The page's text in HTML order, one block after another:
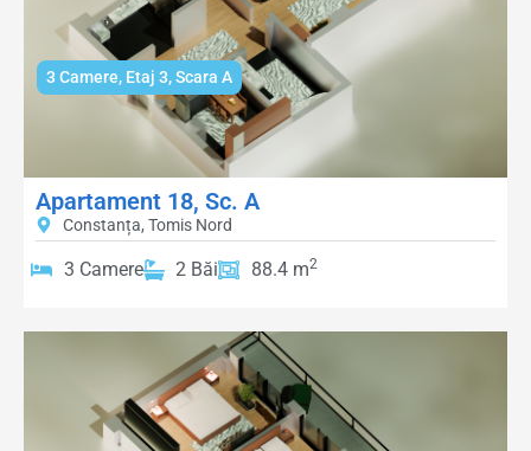
3 Camere, Etaj 3,Scara A
Apartament 18, Sc. A
Constanța, Tomis Nord
3 Camere 2 Băi 88.4 m2